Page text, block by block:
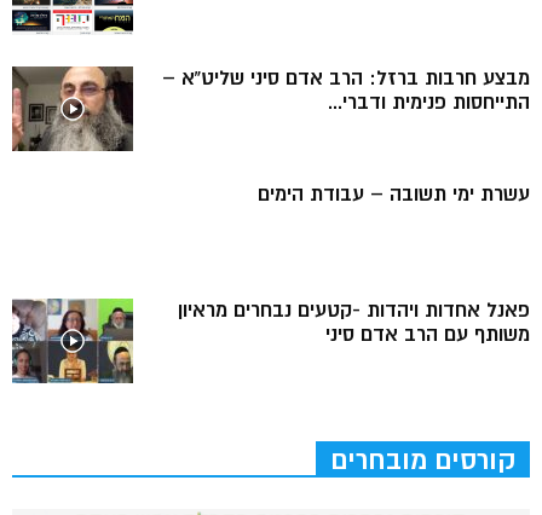
מבצע חרבות ברזל: הרב אדם סיני שליט”א –
התייחסות פנימית ודברי...
עשרת ימי תשובה – עבודת הימים
פאנל אחדות ויהדות -קטעים נבחרים מראיון
משותף עם הרב אדם סיני
קורסים מובחרים